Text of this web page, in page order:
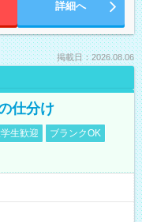
詳細へ
掲載日：2026.08.06
仕分け
生歓迎
ブランクOK